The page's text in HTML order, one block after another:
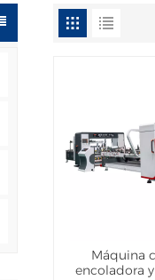
Máquina
encoladora